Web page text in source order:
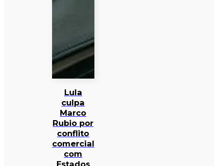
Lula
culpa
Marco
Rubio por
conflito
comercial
com